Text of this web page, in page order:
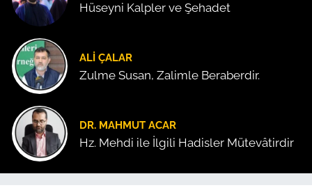
Hüseyni Kalpler ve Şehadet
ALI ÇALAR
Zulme Susan, Zalimle Beraberdir.
DR. MAHMUT ACAR
Hz. Mehdi ile İlgili Hadisler Mütevâtirdir